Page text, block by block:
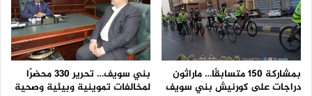
بمشاركة 150 متسابقًا… ماراثون
دراجات على كورنيش بني سويف
بني سويف… تحرير 330 محضرًا
لمخالفات تموينية وبيئية وصحية